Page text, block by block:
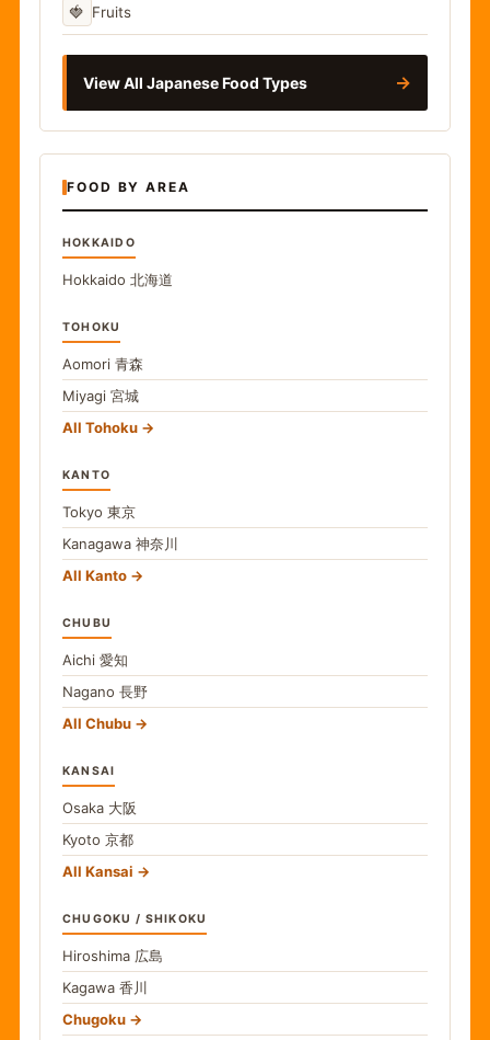
🍓 Fruits
View All Japanese Food Types →
FOOD BY AREA
HOKKAIDO
Hokkaido 北海道
TOHOKU
Aomori 青森
Miyagi 宮城
All Tohoku
KANTO
Tokyo 東京
Kanagawa 神奈川
All Kanto
CHUBU
Aichi 愛知
Nagano 長野
All Chubu
KANSAI
Osaka 大阪
Kyoto 京都
All Kansai
CHUGOKU / SHIKOKU
Hiroshima 広島
Kagawa 香川
Chugoku